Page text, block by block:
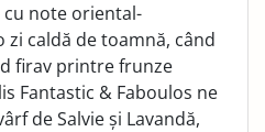
note oriental-
zi caldă de toamnă, când
firav printre frunze
Fantastic & Faboulos ne
de Salvie și Lavandă,